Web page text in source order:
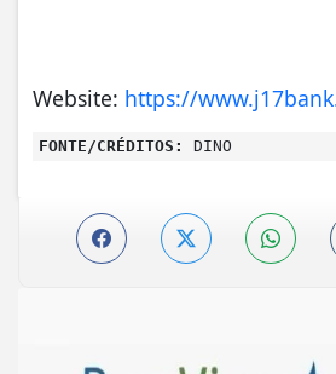
Website: https://
FONTE/CRÉDITOS: DINO